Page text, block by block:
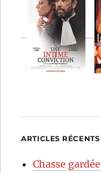
ARTICLES RÉCENTS
Chasse